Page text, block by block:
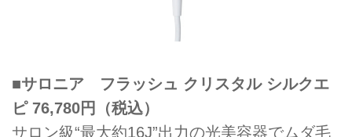
■サロニア フラッシュ クリスタル シルクエ
ピ 76,780円（税込）
サロン級“最大約16J”出力の光美容器でムダ毛